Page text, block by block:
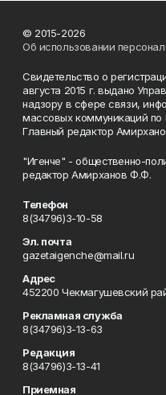
© 2015-2026
Об использовании
Свидетельство о
августа 2015 г. выдано
надзору в сфере связи,
массовых коммуникаций по
Главный редактор
"Игенче" - общественно-
редактор Амирханов Ф.Ф.
Телефон
8(34796)3-10-58
Эл. почта
gazetaigenche@mail.ru
Адрес
452200 Чекмагушевский
Рекламная служба
8(34796)3-13-63
Редакция
8(34796)3-13-41
Приемная